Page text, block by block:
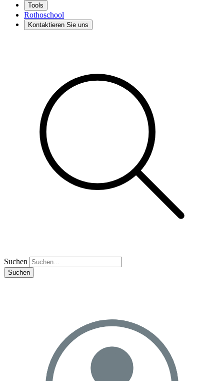
Tools
Rothoschool
Kontaktieren Sie uns
Suchen
Suchen